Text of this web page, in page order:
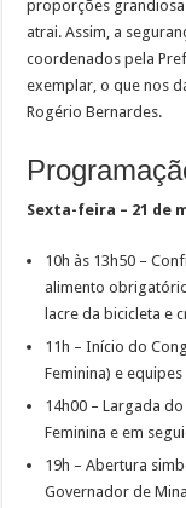
proporções
atrai. Assim, a
coordenados pela
exemplar, o que nos
Rogério Bernardes.
Sexta-feira – 21 de
10h às 13h50 –
alimento
lacre da bicicleta e
11h – Início do
Feminina) e equipes
14h00 – Largada
Feminina e em
19h – Abertura
Governador de